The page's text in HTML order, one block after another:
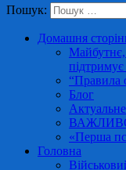
Пошук:
Домашня
підтримує
“Правила
Блог
Актуальне
«Перша
Головна